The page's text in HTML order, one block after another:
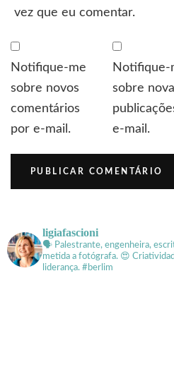
vez que eu comentar.
Notifique-me
sobre novos
comentários
por e-mail.
Notifique-
sobre
e-mail.
ligiafascioni
🗣 Palestrante, engenheira,
metida a fotógrafa. 😍
liderança. #berlim